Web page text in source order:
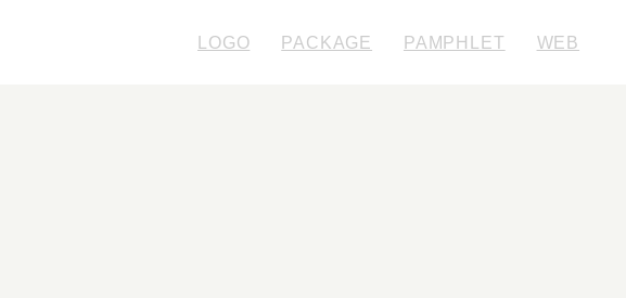
LOGO PACKAGE PAMPHLET WEB